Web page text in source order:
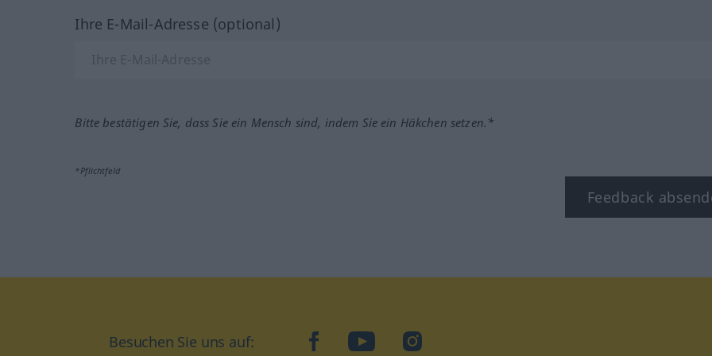
Ihre E-Mail-Adresse (optional)
Bitte bestätigen Sie, dass Sie ein Mensch sind, indem Sie ein Häkchen setzen.*
*Pflichtfeld
Feedback
Besuchen Sie uns auf: facebookYouTubeInstagram